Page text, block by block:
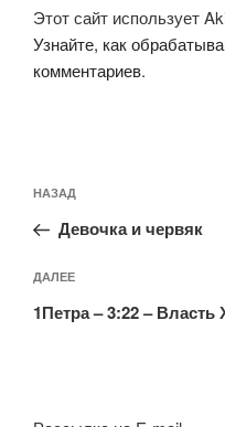
Этот сайт использует
Узнайте, как
комментариев.
по
записям
Предыдущая
запись:
НАЗАД
Девочка и червяк
Следующая
запись
ДАЛЕЕ
1Петра – 3:22 – Власть